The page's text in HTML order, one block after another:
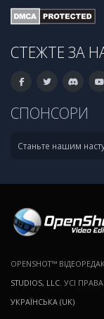
СТЕЖТЕ ЗА
СПОНСОРИ
Станьте нашим
OPENSHOT™
STUDIOS, LLC. УСІ
УКРАЇНСЬКА (UK)